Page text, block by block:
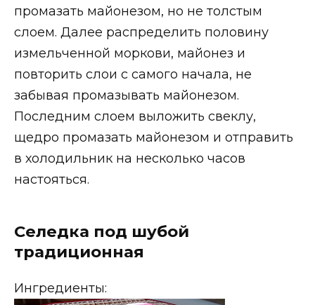
промазать майонезом, но не толстым
слоем. Далее распределить половину
измельченной моркови, майонез и
повторить слои с самого начала, не
забывая промазывать майонезом.
Последним слоем выложить свеклу,
щедро промазать майонезом и отправить
в холодильник на несколько часов
настояться.
Селедка под шубой
традиционная
Ингредиенты: